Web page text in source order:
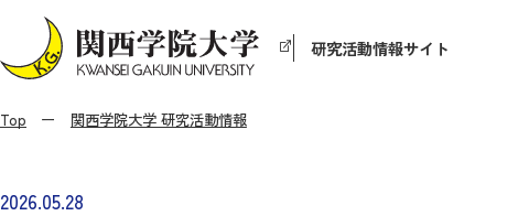
研究活動情報サイト
Top 関西学院大学 研究活動情報
2026.05.28